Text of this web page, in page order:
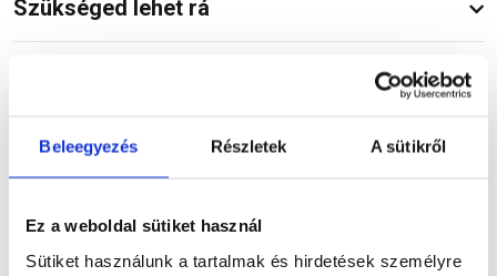
Beleegyezés Részletek A sütikről
Ez a weboldal sütiket használ
Sütiket használunk a tartalmak és hirdetések személyre
Szükséged lehet rá
Termékinformáció